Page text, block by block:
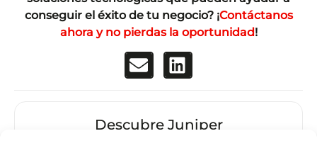
conseguir el éxito de tu negocio? ¡Contáctanos
ahora y no pierdas la oportunidad !
Descubre Juniper